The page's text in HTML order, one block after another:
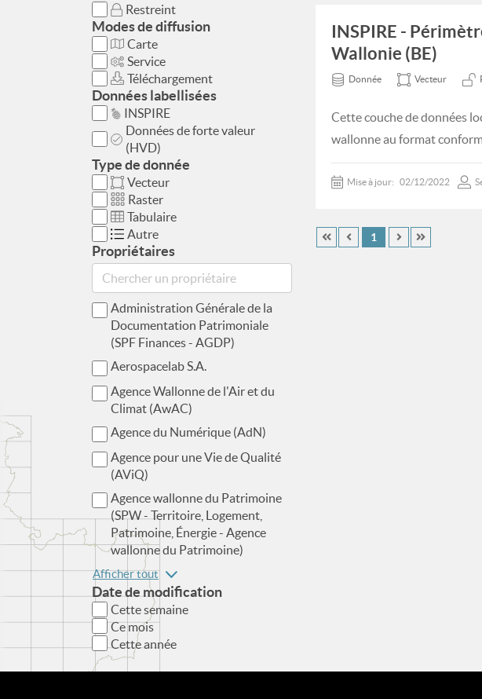
Restreint
Modes de diffusion
Carte
Service
Téléchargement
Données labellisées
INSPIRE
Données de forte valeur
(HVD)
Type de donnée
Vecteur
Raster
Tabulaire
Autre
Propriétaires
Administration Générale de la
Documentation Patrimoniale
(SPF Finances - AGDP)
Aerospacelab S.A.
Agence Wallonne de l'Air et du
Climat (AwAC)
Agence du Numérique (AdN)
Agence pour une Vie de Qualité
(AViQ)
Agence wallonne du Patrimoine
(SPW - Territoire, Logement,
Patrimoine, Énergie - Agence
wallonne du Patrimoine)
Afficher tout
Date de modification
Cette semaine
Ce mois
Cette année
INSPIRE -
Wallonie (BE)
Donnée Vecteur
Cette couche de données
wallonne au format
Mise à jour: 02/12/2022
1